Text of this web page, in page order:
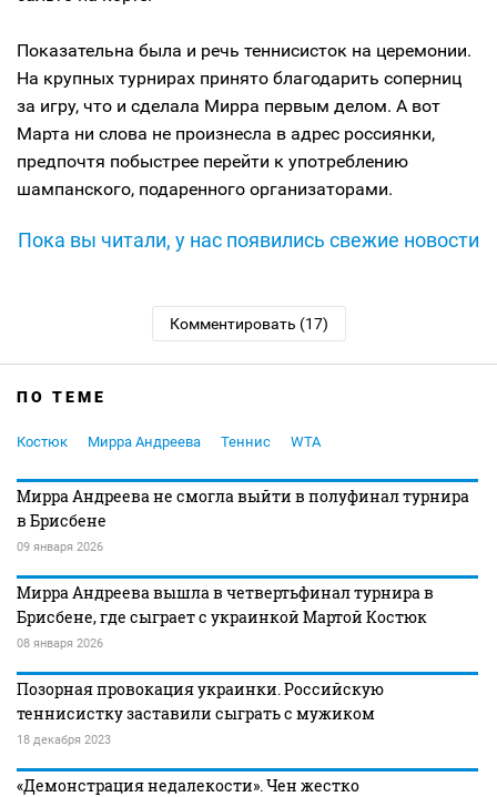
Показательна была и речь теннисисток на церемонии.
На крупных турнирах принято благодарить соперниц
за игру, что и сделала Мирра первым делом. А вот
Марта ни слова не произнесла в адрес россиянки,
предпочтя побыстрее перейти к употреблению
шампанского, подаренного организаторами.
Пока вы читали, у нас появились свежие новости
Комментировать (17)
ПО ТЕМЕ
Костюк Мирра Андреева Теннис WTA
Мирра Андреева не смогла выйти в полуфинал турнира
в Брисбене
09 января 2026
Мирра Андреева вышла в четвертьфинал турнира в
Брисбене, где сыграет с украинкой Мартой Костюк
08 января 2026
Позорная провокация украинки. Российскую
теннисистку заставили сыграть с мужиком
18 декабря 2023
«Демонстрация недалекости». Чен жестко